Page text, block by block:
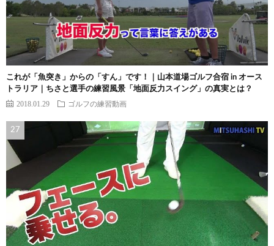
これが「魚突き」からの「すん」です！｜山本道場ゴルフ合宿 in オース
トラリア｜ちさと選手の練習風景「地面反力スイング」の真実とは？
2018.01.29 ゴルフの練習動画